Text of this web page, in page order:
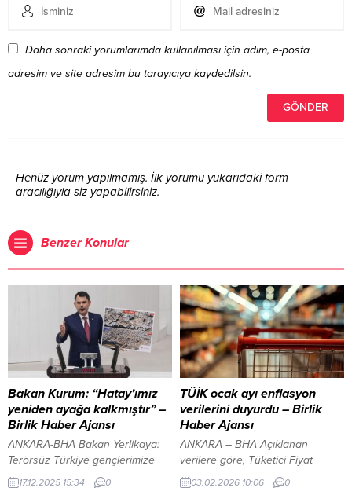
Daha sonraki yorumlarımda kullanılması için adım, e-posta
adresim ve site adresim bu tarayıcıya kaydedilsin.
Henüz yorum yapılmamış. İlk yorumu yukarıdaki form
aracılığıyla siz yapabilirsiniz.
Benzer Konular
Bakan Kurum: “Hatay’ımız
yeniden ayağa kalkmıştır” –
Birlik Haber Ajansı
ANKARA-BHA Bakan Yerlikaya:
Terörsüz Türkiye gençlerimize
bırakacağımız en büyük mirastır
17.12.2025 15:34 0
TÜİK ocak ayı enflasyon
verilerini duyurdu – Birlik
Haber Ajansı
ANKARA – BHA Açıklanan
verilere göre, Tüketici Fiyat
Endeksi (TÜFE) ocak ayında bir
03.02.2026 10:06 0